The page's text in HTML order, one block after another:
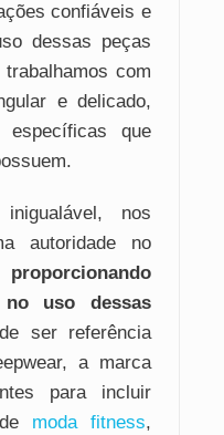
confiáveis e
dessas peças
com
e delicado,
específicas que
nos
autoridade no
proporcionando
no uso dessas
ser referência
a marca
para incluir
moda fitness,